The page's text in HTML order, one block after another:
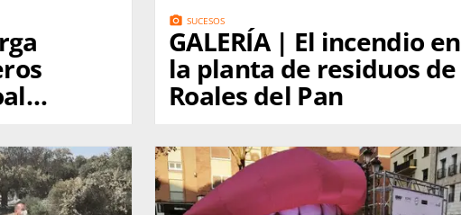
photo_camera SUCESOS
GALERÍA | El incendio en
la planta de residuos de
Roales del Pan